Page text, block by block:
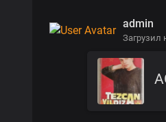
admin
Загрузил